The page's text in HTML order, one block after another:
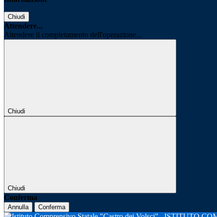
Chiudi
Attendere...
Attendere il completamento dell'operazione...
Chiudi
Chiudi
Conferma
Annulla Conferma